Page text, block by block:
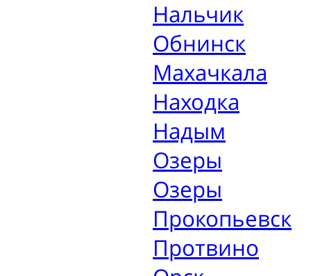
Нальчик
Обнинск
Махачкала
Находка
Надым
Озеры
Озеры
Прокопьевск
Протвино